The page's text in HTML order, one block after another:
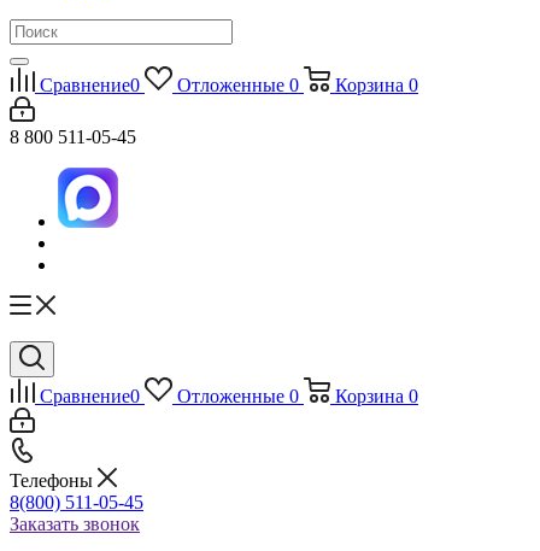
Сравнение0 Отложенные 0 Корзина 0
8 800 511-05-45
Сравнение0 Отложенные 0 Корзина 0
Телефоны
8(800) 511-05-45
Заказать звонок